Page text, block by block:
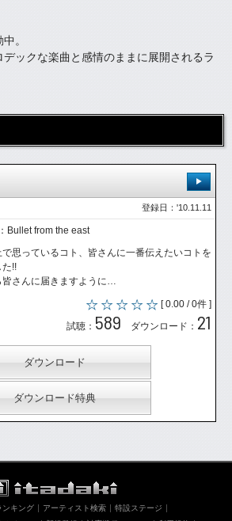
。
ックな楽曲と感情のままに展開されるラ
登録日：'10.11.11
from the east
思っているコト、皆さんに一番伝えたいコトを
た!!
さんに届きますように…
[ 0.00 / 0件 ]
試聴： 589 ダウンロード： 21
ダウンロード
ダウンロード特典
ンキング アーティスト検索
特設ステージ